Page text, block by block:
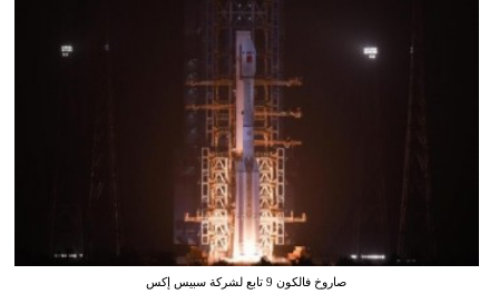
صاروخ فالكون 9 تابع لشركة سبيس إكس